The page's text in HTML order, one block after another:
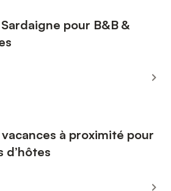
pour B&B &
à proximité pour
d’hôtes